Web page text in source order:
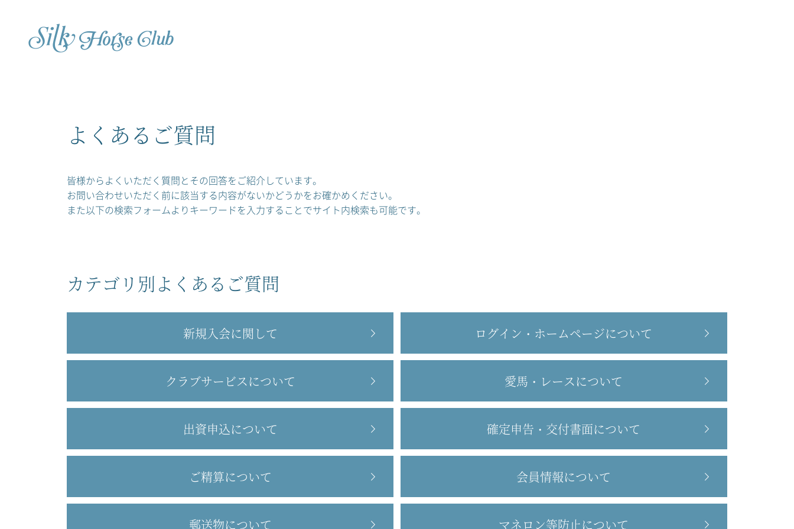
よくあるご質問
皆様からよくいただく質問とその回答をご紹介しています。
お問い合わせいただく前に該当する内容がないかどうかをお確かめください。
また以下の検索フォームよりキーワードを入力することでサイト内検索も可能です。
カテゴリ別よくあるご質問
新規入会に関して ログイン・ホームページについて
クラブサービスについて 愛馬・レースについて
出資申込について 確定申告・交付書面について
ご精算について 会員情報について
郵送物について マネロン等防止について